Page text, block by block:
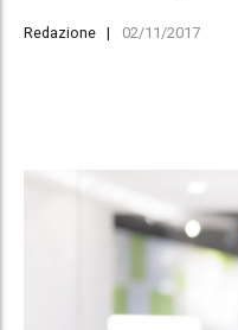
Redazione 02/11/2017